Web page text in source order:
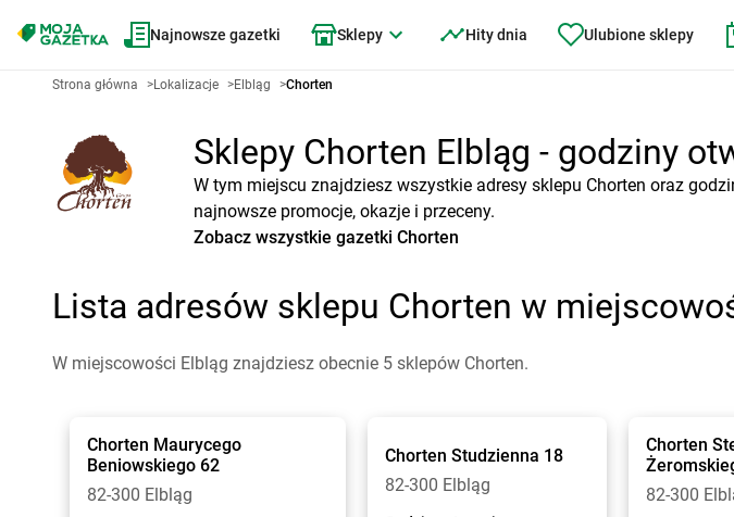
Najnowsze gazetki Sklepy Hity dnia Ulubione sklepy
Strona główna >Lokalizacje >Elbląg >Chorten
Sklepy Chorten Elbląg - godziny
W tym miejscu znajdziesz wszystkie adresy sklepu Chorten oraz
najnowsze promocje, okazje i przeceny.
Zobacz wszystkie gazetki Chorten
Lista adresów sklepu Chorten w
W miejscowości Elbląg znajdziesz obecnie 5 sklepów Chorten.
Chorten Maurycego
Beniowskiego 62
82-300 Elbląg
Chorten Studzienna 18
82-300 Elbląg
Chorten
82-300